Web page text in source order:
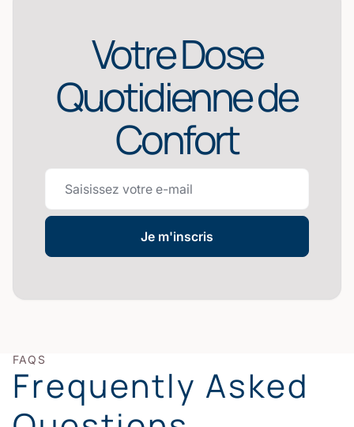
Votre Dose
Quotidienne de
Confort
Je m'inscris
FAQS
Frequently Asked